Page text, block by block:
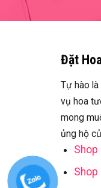
Đặt
Tự hào
vụ hoa
mong
ủng hộ
Shop
Shop